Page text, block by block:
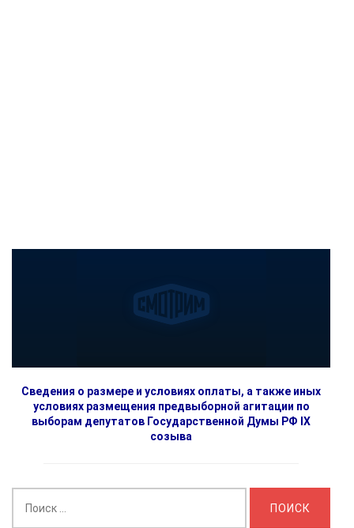
Сведения о размере и условиях оплаты, а также иных
условиях размещения предвыборной агитации по
выборам депутатов Государственной Думы РФ IX
созыва